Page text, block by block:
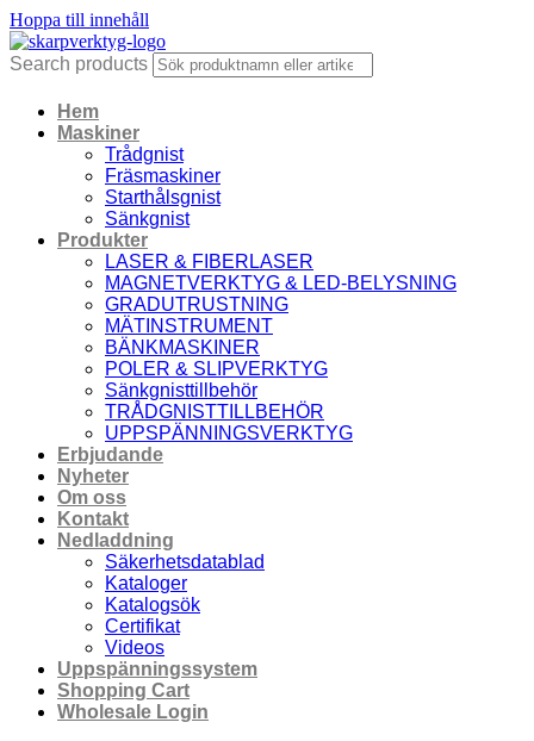
Hoppa till innehåll
Search products
Hem
Maskiner
Trådgnist
Fräsmaskiner
Starthålsgnist
Sänkgnist
Produkter
LASER & FIBERLASER
MAGNETVERKTYG & LED-BELYSNING
GRADUTRUSTNING
MÄTINSTRUMENT
BÄNKMASKINER
POLER & SLIPVERKTYG
Sänkgnisttillbehör
TRÅDGNISTTILLBEHÖR
UPPSPÄNNINGSVERKTYG
Erbjudande
Nyheter
Om oss
Kontakt
Nedladdning
Säkerhetsdatablad
Kataloger
Katalogsök
Certifikat
Videos
Uppspänningssystem
Shopping Cart
Wholesale Login